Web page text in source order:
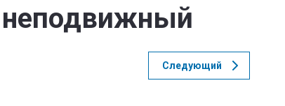
Следующий